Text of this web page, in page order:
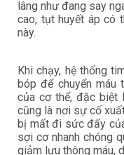
lâng như đang say
cao, tụt huyết áp có
này.
Khi chạy, hệ thống
bóp để chuyển máu
của cơ thể, đặc biệt
cũng là nơi sự cố
bị mất đi sức đẩy
sợi cơ nhanh chóng
giảm lưu thông máu,